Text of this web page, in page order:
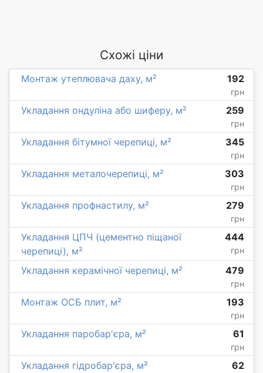
Схожі ціни
Монтаж утеплювача даху, м² 192
грн
Укладання ондуліна або шиферу, м² 259
грн
Укладання бітумної черепиці, м² 345
грн
Укладання металочерепиці, м² 303
грн
Укладання профнастилу, м² 279
грн
Укладання ЦПЧ (цементно піщаної
черепиці), м²
444
грн
Укладання керамічної черепиці, м² 479
грн
Монтаж ОСБ плит, м² 193
грн
Укладання паробар'єра, м² 61
грн
Укладання гідробар'єра, м² 62